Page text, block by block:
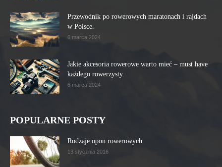
Przewodnik po rowerowych maratonach i rajdach
w Polsce.
6 marca 2024
Jakie akcesoria rowerowe warto mieć – must have
każdego rowerzysty.
6 marca 2024
POPULARNE POSTY
Rodzaje opon rowerowych
13 stycznia 2016